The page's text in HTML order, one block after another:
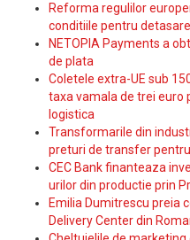
Reforma regulilor
conditiile pentru
NETOPIA Payments a
de plata
Coletele extra-UE sub
taxa vamala de trei euro
logistica
Transformarile din
preturi de transfer
CEC Bank finanteaza
urilor din productie prin
Emilia Dumitrescu preia
Delivery Center din